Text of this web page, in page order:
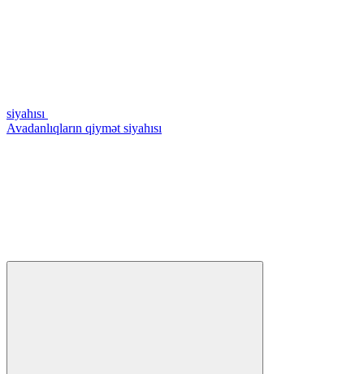
siyahısı
Avadanlıqların qiymət siyahısı